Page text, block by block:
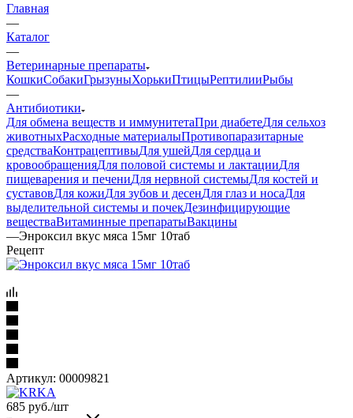
Главная
—
Каталог
—
Ветеринарные препараты
КошкиСобакиГрызуныХорькиПтицыРептилииРыбы
—
Антибиотики
Для обмена веществ и иммунитетаПри диабетеДля сельхоз
животныхРасходные материалыПротивопаразитарные
средстваКонтрацептивыДля ушейДля сердца и
кровообращенияДля половой системы и лактацииДля
пищеварения и печениДля нервной системыДля костей и
суставовДля кожиДля зубов и десенДля глаз и носаДля
выделительной системы и почекДезинфицирующие
веществаВитаминные препаратыВакцины
—Энроксил вкус мяса 15мг 10таб
Рецепт
Артикул: 00009821
685 руб./шт